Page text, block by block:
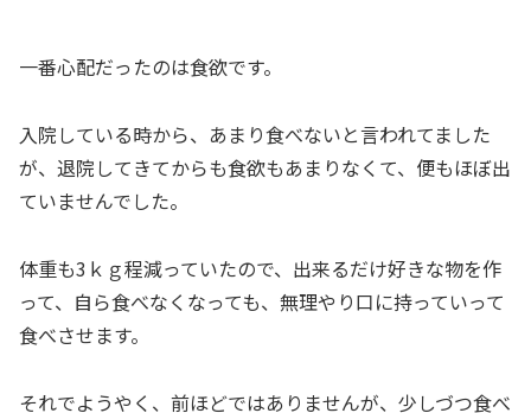
一番心配だったのは食欲です。
入院している時から、あまり食べないと言われてました
が、退院してきてからも食欲もあまりなくて、便もほぼ出
ていませんでした。
体重も3ｋｇ程減っていたので、出来るだけ好きな物を作
って、自ら食べなくなっても、無理やり口に持っていって
食べさせます。
それでようやく、前ほどではありませんが、少しづつ食べ